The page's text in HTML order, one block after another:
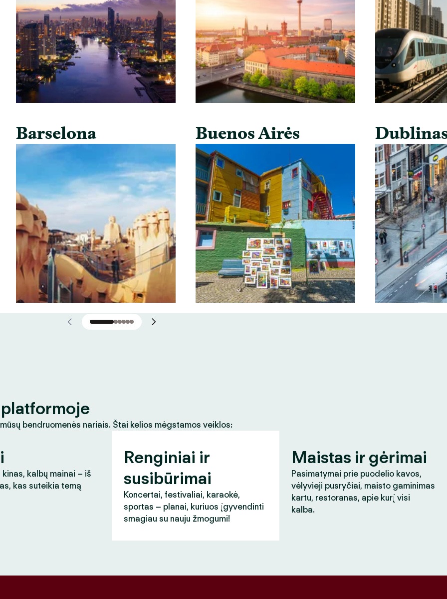
Barselona Buenos Airės
bendruomenės nariais. Štai kelios mėgstamos veiklos:
kalbų mainai – iš
kas suteikia temą
Renginiai ir
susibūrimai
Koncertai, festivaliai, karaokė,
sportas – planai, kuriuos įgyvendinti
smagiau su nauju žmogumi!
Maistas ir gėrimai
Pasimatymai prie puodelio kavos,
vėlyvieji pusryčiai, maisto gaminimas
kartu, restoranas, apie kurį visi
kalba.